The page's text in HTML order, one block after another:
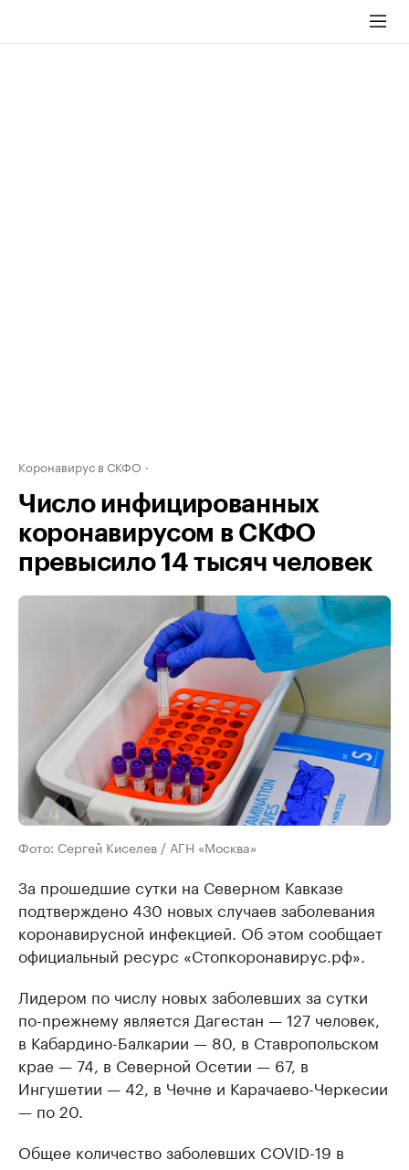
Коронавирус в СКФО
Число инфицированных
коронавирусом в СКФО
превысило 14 тысяч человек
Фото: Сергей Киселев / АГН «Москва»
За прошедшие сутки на Северном Кавказе
подтверждено 430 новых случаев заболевания
коронавирусной инфекцией. Об этом сообщает
официальный ресурс «Стопкоронавирус.рф».
Лидером по числу новых заболевших за сутки
по-прежнему является Дагестан — 127 человек,
в Кабардино-Балкарии — 80, в Ставропольском
крае — 74, в Северной Осетии — 67, в
Ингушетии — 42, в Чечне и Карачаево-Черкесии
— по 20.
Общее количество заболевших COVID-19 в